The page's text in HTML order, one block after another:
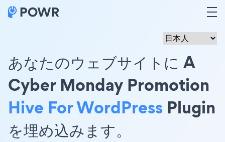
あなたのウェブサイトに A
Cyber Monday Promotion
Hive For WordPress Plugin
を埋め込みます。